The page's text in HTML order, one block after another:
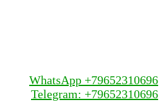
WhatsApp +79652310696
Telegram: +79652310696